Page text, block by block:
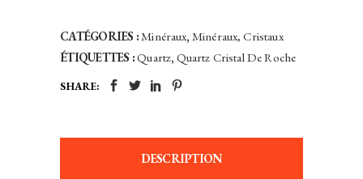
CATÉGORIES :Minéraux, Minéraux, Cristaux
ÉTIQUETTES :Quartz, Quartz Cristal De Roche
SHARE:
DESCRIPTION